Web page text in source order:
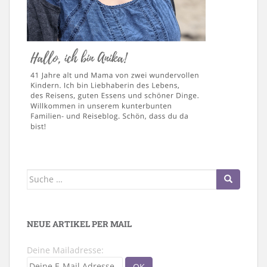
Suche
NEUE ARTIKEL PER MAIL
Deine Mailadresse: